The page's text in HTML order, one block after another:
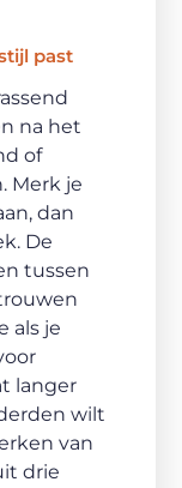
past
na het
of
Merk je
dan
De
tussen
als je
langer
wilt
van
drie